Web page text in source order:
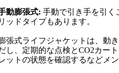
動膨張式:手動で引き手を引く
リッドタイプもあります。
張式ライフジャケットは、動
し、定期的な点検とCO2カー
ットの状態を確認するなどメ